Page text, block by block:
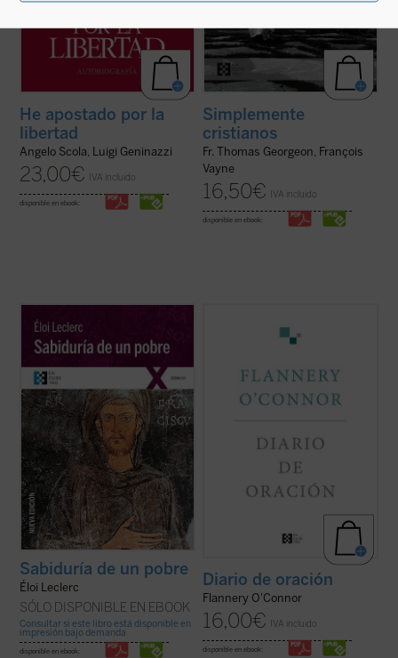
He apostado por la
libertad
Angelo Scola, Luigi Geninazzi
23,00€ IVA incluido
disponible en ebook:
Simplemente
cristianos
Fr. Thomas Georgeon, François
Vayne
16,50€ IVA incluido
disponible en ebook:
En este gran clásico de la literatura
espiritual, el franciscano francés Éloi
Leclerc lleva a cabo una entrañable
relectura de la «sabiduría» del Pobrecillo
y con una perspectiva totalmente ...
(ver
ficha)
Sabiduría de un pobre
Éloi Leclerc
SÓLO DISPONIBLE EN EBOOK
Consultar si este libro está disponible en
impresión bajo demanda
disponible en ebook:
contenía una serie de «cartas dirigidas a
Dios». Consciente de que estaba haciendo
supuesto un cambio en su vida.... (ver ficha)
Diario de oración
Flannery O'Connor
16,00€ IVA incluido
disponible en ebook: